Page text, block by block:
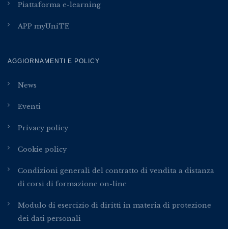
Piattaforma e-learning
APP myUniTE
AGGIORNAMENTI E POLICY
News
Eventi
Privacy policy
Cookie policy
Condizioni generali del contratto di vendita a distanza
di corsi di formazione on-line
Modulo di esercizio di diritti in materia di protezione
dei dati personali